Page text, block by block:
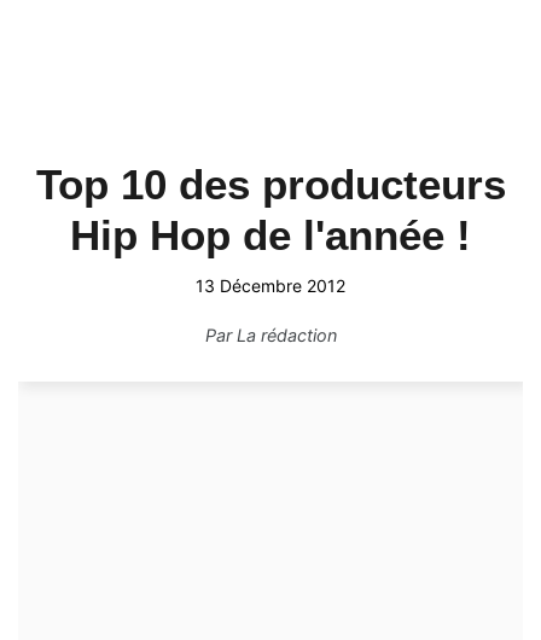
Top 10 des producteurs
Hip Hop de l'année !
13 Décembre 2012
ParLa rédaction